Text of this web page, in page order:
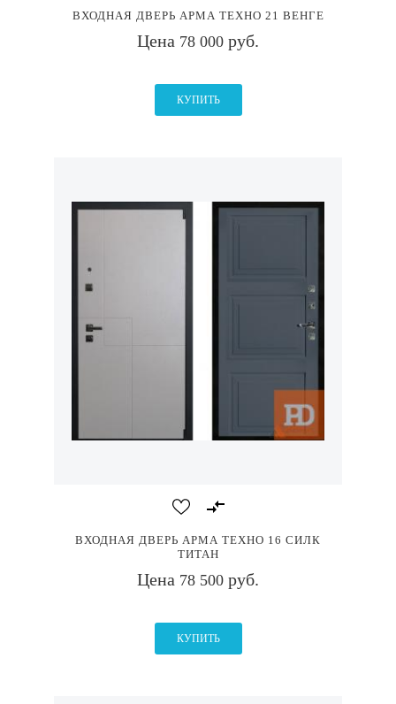
ВХОДНАЯ ДВЕРЬ АРМА ТЕХНО 21 ВЕНГЕ
Цена 78 000 руб.
КУПИТЬ
ВХОДНАЯ ДВЕРЬ АРМА ТЕХНО 16 СИЛК
ТИТАН
Цена 78 500 руб.
КУПИТЬ